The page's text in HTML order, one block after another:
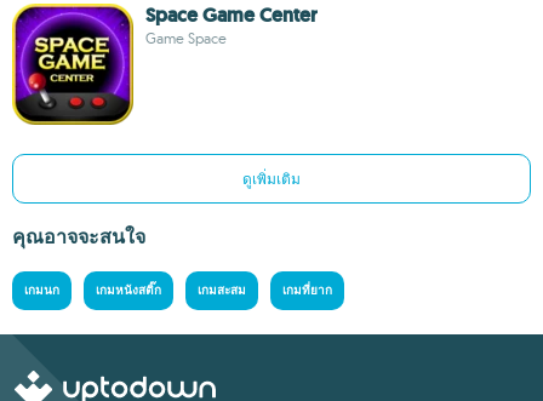
Space Game Center
Game Space
ดูเพิ่มเติม
คุณอาจจะสนใจ
เกมนก เกมหนังสติ๊ก เกมสะสม เกมที่ยาก